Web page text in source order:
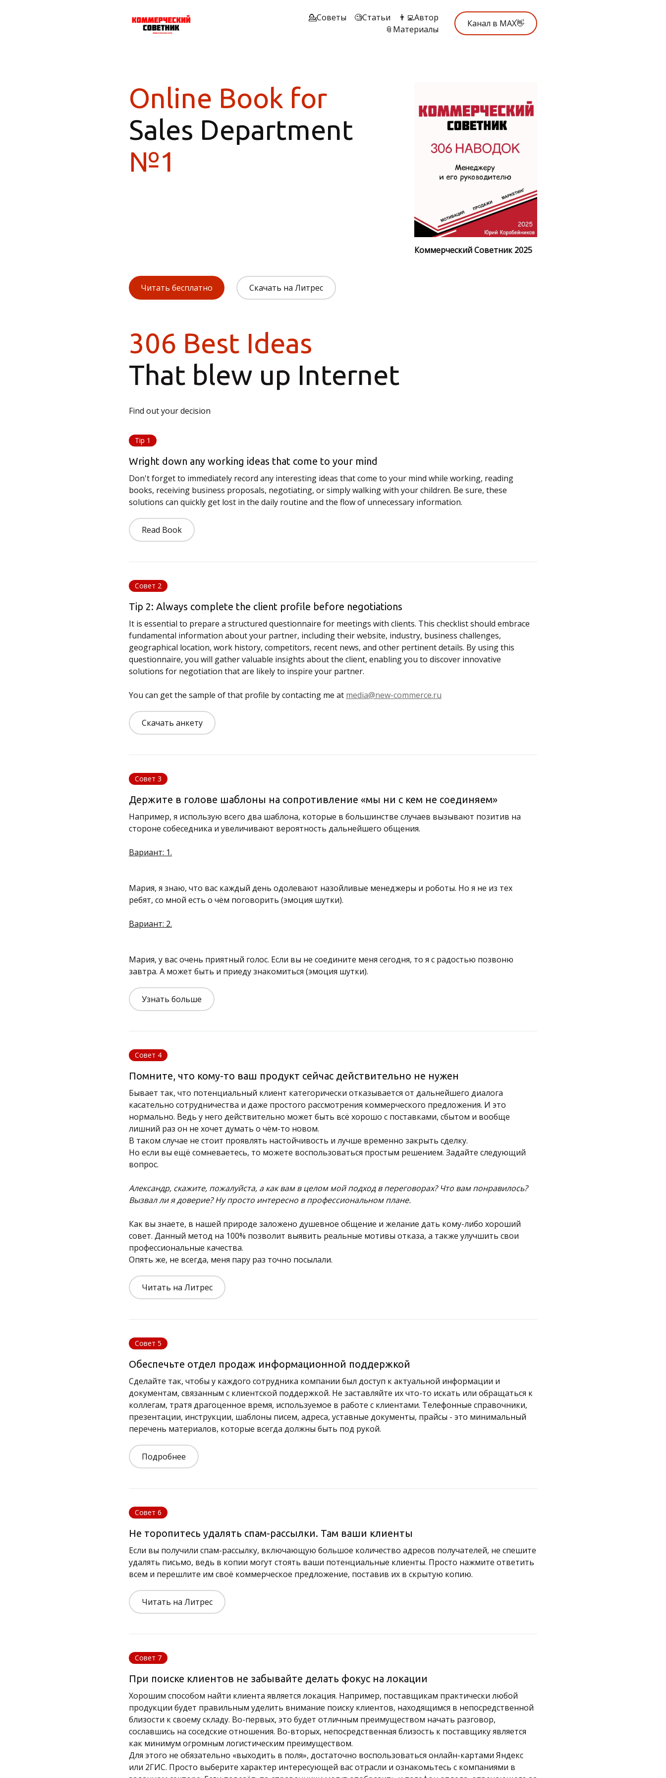
💁Советы 🧐Статьи
👨‍💻Автор
📎Материалы
Канал в MAX👋
Online Book for
Sales Department
№1
Коммерческий Советник 2025
Читать бесплатно Скачать на Литрес
306 Best Ideas
That blew up Internet
Find out your decision
Tip 1
Wright down any working ideas that come to your mind
Don't forget to immediately record any interesting ideas that come to your mind while working, reading
books, receiving business proposals, negotiating, or simply walking with your children. Be sure, these
solutions can quickly get lost in the daily routine and the flow of unnecessary information.
Read Book
Совет 2
Tip 2: Always complete the client profile before negotiations
It is essential to prepare a structured questionnaire for meetings with clients. This checklist should embrace
fundamental information about your partner, including their website, industry, business challenges,
geographical location, work history, competitors, recent news, and other pertinent details. By using this
questionnaire, you will gather valuable insights about the client, enabling you to discover innovative
solutions for negotiation that are likely to inspire your partner.
You can get the sample of that profile by contacting me at media@new-commerce.ru
Скачать анкету
Совет 3
Держите в голове шаблоны на сопротивление «мы ни с кем не соединяем»
Например, я использую всего два шаблона, которые в большинстве случаев вызывают позитив на
стороне собеседника и увеличивают вероятность дальнейшего общения.
Вариант: 1.
Мария, я знаю, что вас каждый день одолевают назойливые менеджеры и роботы. Но я не из тех
ребят, со мной есть о чём поговорить (эмоция шутки).
Вариант: 2.
Мария, у вас очень приятный голос. Если вы не соедините меня сегодня, то я с радостью позвоню
завтра. А может быть и приеду знакомиться (эмоция шутки).
Узнать больше
Совет 4
Помните, что кому-то ваш продукт сейчас действительно не нужен
Бывает так, что потенциальный клиент категорически отказывается от дальнейшего диалога
касательно сотрудничества и даже простого рассмотрения коммерческого предложения. И это
нормально. Ведь у него действительно может быть всё хорошо с поставками, сбытом и вообще
лишний раз он не хочет думать о чём-то новом.
В таком случае не стоит проявлять настойчивость и лучше временно закрыть сделку.
Но если вы ещё сомневаетесь, то можете воспользоваться простым решением. Задайте следующий
вопрос.
Александр, скажите, пожалуйста, а как вам в целом мой подход в переговорах? Что вам понравилось?
Вызвал ли я доверие? Ну просто интересно в профессиональном плане.
Как вы знаете, в нашей природе заложено душевное общение и желание дать кому-либо хороший
совет. Данный метод на 100% позволит выявить реальные мотивы отказа, а также улучшить свои
профессиональные качества.
Опять же, не всегда, меня пару раз точно посылали.
Читать на Литрес
Совет 5
Обеспечьте отдел продаж информационной поддержкой
Сделайте так, чтобы у каждого сотрудника компании был доступ к актуальной информации и
документам, связанным с клиентской поддержкой. Не заставляйте их что-то искать или обращаться к
коллегам, тратя драгоценное время, используемое в работе с клиентами. Телефонные справочники,
презентации, инструкции, шаблоны писем, адреса, уставные документы, прайсы - это минимальный
перечень материалов, которые всегда должны быть под рукой.
Подробнее
Совет 6
Не торопитесь удалять спам-рассылки. Там ваши клиенты
Если вы получили спам-рассылку, включающую большое количество адресов получателей, не спешите
удалять письмо, ведь в копии могут стоять ваши потенциальные клиенты. Просто нажмите ответить
всем и перешлите им своё коммерческое предложение, поставив их в скрытую копию.
Читать на Литрес
Совет 7
При поиске клиентов не забывайте делать фокус на локации
Хорошим способом найти клиента является локация. Например, поставщикам практически любой
продукции будет правильным уделить внимание поиску клиентов, находящимся в непосредственной
близости к своему складу. Во-первых, это будет отличным преимуществом начать разговор,
сославшись на соседские отношения. Во-вторых, непосредственная близость к поставщику является
как минимум огромным логистическим преимуществом.
Для этого не обязательно «выходить в поля», достаточно воспользоваться онлайн-картами Яндекс
или 2ГИС. Просто выберите характер интересующей вас отрасли и ознакомьтесь с компаниями в